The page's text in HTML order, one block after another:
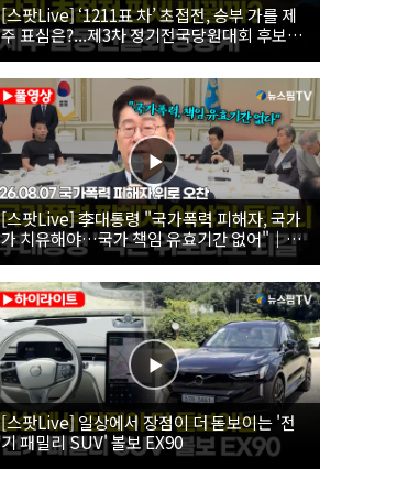
[스팟Live] ‘1211표 차’ 초접전, 승부 가를 제
주 표심은?...제3차 정기전국당원대회 후보자
제주 합동연설회 생중계 | 26.08.08
[스팟Live] 李대통령 "국가폭력 피해자, 국가
가 치유해야…국가 책임 유효기간 없어"｜
26.08.07 국가폭력 피해자 위로 오찬
[스팟Live] 일상에서 장점이 더 돋보이는 '전
기 패밀리 SUV' 볼보 EX90